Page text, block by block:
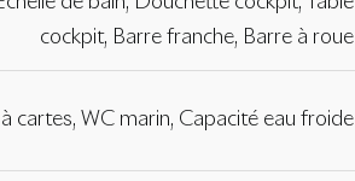
cockpit, Barre franche, Barre à roue
cartes, WC marin, Capacité eau froide